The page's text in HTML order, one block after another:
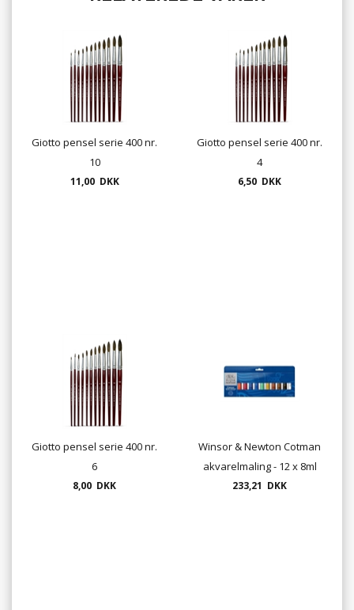
Giotto pensel serie 400 nr.
10
11,00 DKK
Giotto pensel serie 400 nr.
4
6,50 DKK
Giotto pensel serie 400 nr.
6
8,00 DKK
Winsor & Newton Cotman
akvarelmaling - 12 x 8ml
tuber
233,21 DKK